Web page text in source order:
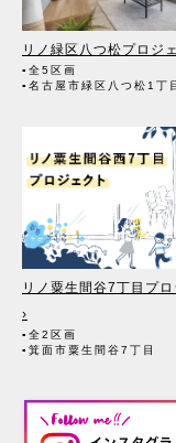
（3）インターネット
約に至るまでの過程に
（4）指定流通機構。
た場合には、宅地建物
成約情報の通知が宅地
（7）お客様が住宅ロ
関関係。
（8）対象不動産につ
（9）当社にて賃貸管
明書に定める業務委
関、管理組合役員。
（10）入居希望者様の
関。
（11）入居者様が賃料
先。
（1）当社の従業者に
い、お客様の個人情
（2）当社のデータベ
リノ緑区八つ松プロジ
▪全5区画
▪名古屋市緑区八つ松1丁
リノ粟生間谷7丁目プロ
›
▪全2区画
▪箕面市粟生間谷7丁目